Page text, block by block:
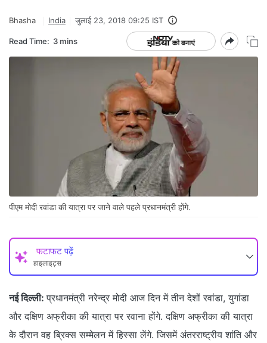
Bhasha India जुलाई 23, 2018 09:25 IST
Read Time: 3 mins
पीएम मोदी रवांडा की यात्रा पर जाने वाले पहले प्रधानमंत्री होंगे.
फटाफट पढ़ें
हाइलाइट्स
नई दिल्ली: प्रधानमंत्री नरेन्द्र मोदी आज दिन में तीन देशों रवांडा, युगांडा
और दक्षिण अफ्रीका की यात्रा पर रवाना होंगे. दक्षिण अफ्रीका की यात्रा
के दौरान वह ब्रिक्स सम्मेलन में हिस्सा लेंगे. जिसमें अंतरराष्ट्रीय शांति और